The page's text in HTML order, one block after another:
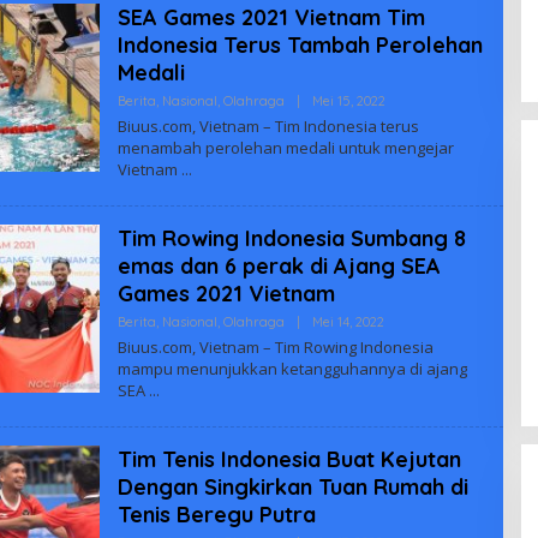
SEA Games 2021 Vietnam Tim
Indonesia Terus Tambah Perolehan
Medali
Berita, Nasional, Olahraga Mei 15, 2022Oleh
Indonesia
Biuus.com, Vietnam – Tim Indonesia terus
menambah perolehan medali untuk mengejar
Vietnam
Tim Rowing Indonesia Sumbang 8
emas dan 6 perak di Ajang SEA
Games 2021 Vietnam
Berita, Nasional, Olahraga Mei 14, 2022Oleh
Indonesia
Biuus.com, Vietnam – Tim Rowing Indonesia
mampu menunjukkan ketangguhannya di ajang
SEA
Tim Tenis Indonesia Buat Kejutan
Dengan Singkirkan Tuan Rumah di
Tenis Beregu Putra
Enam Pejabat Baru Resmi Dilantik
di Kejati Kepri oleh J. Devy
Sudarso
Di Berita, Politik | November 3, 2025